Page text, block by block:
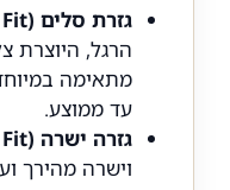
גזרת סלים (Slim Fit):
הרגל, היוצרת
מתאימה
עד ממוצע.
גזרה ישרה (Straight Fit):
וישרה מהירך